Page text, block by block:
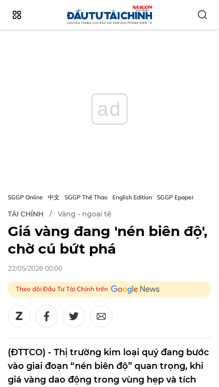
ad
SGGP Online 中文 SGGP Thể Thao English Edition SGGP Epaper
TÀI CHÍNH Vàng - ngoại tệ
Giá vàng đang 'nén biên độ',
chờ cú bứt phá
22/05/2026 00:00
Theo dõi Đầu Tư Tài Chính trên
(ĐTTCO) - Thị trường kim loại quý đang bước
vào giai đoạn “nén biên độ” quan trọng, khi
giá vàng dao động trong vùng hẹp và tích